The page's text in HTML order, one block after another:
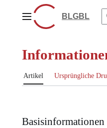
springenHauptmenüBLGBL
Artikel Ursprüngliche
Basisinformationen